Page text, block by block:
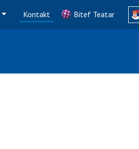
Kontakt Bitef Teatar